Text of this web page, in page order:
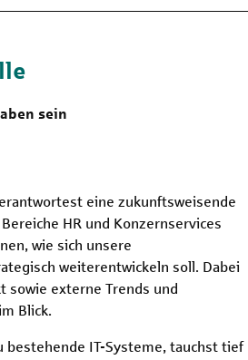
sein
eine zukunftsweisende
HR und Konzernservices
wie sich unsere
weiterentwickeln soll. Dabei
sowie externe Trends und
Blick.
bestehende IT-Systeme, tauchst tief